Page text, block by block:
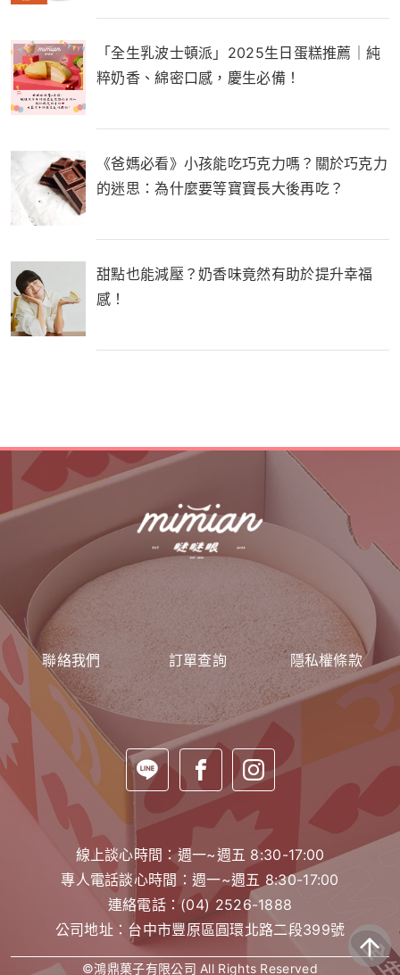
「全生乳波士頓派」2025生日蛋糕推薦｜純
粹奶香、綿密口感，慶生必備！
《爸媽必看》小孩能吃巧克力嗎？關於巧克力
的迷思：為什麼要等寶寶長大後再吃？
甜點也能減壓？奶香味竟然有助於提升幸福
感！
聯絡我們 訂單查詢 隱私權條款
線上談心時間：週一~週五 8:30-17:00
專人電話談心時間：週一~週五 8:30-17:00
連絡電話： (04) 2526-1888
公司地址：台中市豐原區圓環北路二段399號
©鴻鼎菓子有限公司 All Rights Reserved